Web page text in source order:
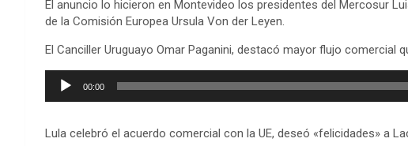
El anuncio lo hicieron en Montevideo los presidentes del Mercosur
de la Comisión Europea Ursula Von der Leyen.
El Canciller Uruguayo Omar Paganini, destacó mayor flujo comercial
Reproductor
00:00
Lula celebró el acuerdo comercial con la UE, deseó «felicidades» a